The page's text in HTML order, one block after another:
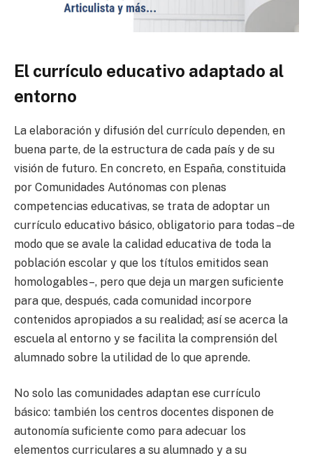
El currículo educativo adaptado al
entorno
La elaboración y difusión del currículo dependen, en
buena parte, de la estructura de cada país y de su
visión de futuro. En concreto, en España, constituida
por Comunidades Autónomas con plenas
competencias educativas, se trata de adoptar un
currículo educativo básico, obligatorio para todas –de
modo que se avale la calidad educativa de toda la
población escolar y que los títulos emitidos sean
homologables–, pero que deja un margen suficiente
para que, después, cada comunidad incorpore
contenidos apropiados a su realidad; así se acerca la
escuela al entorno y se facilita la comprensión del
alumnado sobre la utilidad de lo que aprende.
No solo las comunidades adaptan ese currículo
básico: también los centros docentes disponen de
autonomía suficiente como para adecuar los
elementos curriculares a su alumnado y a su